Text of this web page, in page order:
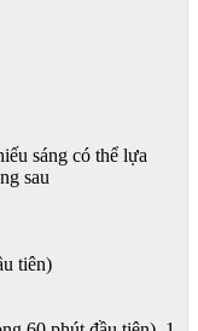
sáng có thể lựa
sau
tiên)